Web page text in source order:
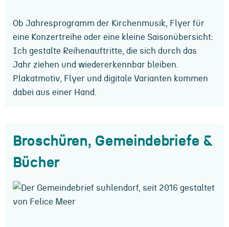
Ob Jahresprogramm der Kirchenmusik, Flyer für
eine Konzertreihe oder eine kleine Saisonübersicht:
Ich gestalte Reihenauftritte, die sich durch das
Jahr ziehen und wiedererkennbar bleiben.
Plakatmotiv, Flyer und digitale Varianten kommen
dabei aus einer Hand.
Broschüren, Gemeindebriefe &
Bücher